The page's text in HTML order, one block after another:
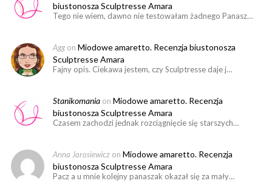
biustonosza Sculptresse Amara
Tego nie wiem, dawno nie testowałam żadnego Panasz…
Agg on Miodowe amaretto. Recenzja biustonosza
Sculptresse Amara
Fajny opis. Ciekawa jestem, czy Sculptresse daje j…
Stanikomania on Miodowe amaretto. Recenzja
biustonosza Sculptresse Amara
Czasem zachodzi jednak rozciągnięcie się starszych…
Anna Jarosiewicz on Miodowe amaretto. Recenzja
biustonosza Sculptresse Amara
Pacz a u mnie kolejny panaszak okazał się za mały…